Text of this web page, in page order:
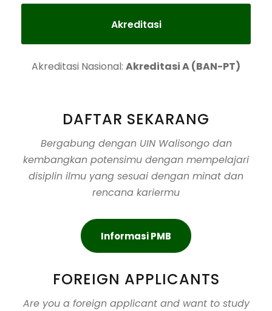
Akreditasi
Akreditasi Nasional: Akreditasi A (BAN-PT)
DAFTAR SEKARANG
Bergabung dengan UIN Walisongo dan
kembangkan potensimu dengan mempelajari
disiplin ilmu yang sesuai dengan minat dan
rencana kariermu
Informasi PMB
FOREIGN APPLICANTS
Are you a foreign applicant and want to study